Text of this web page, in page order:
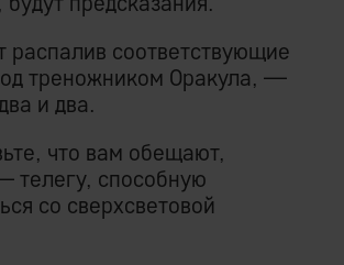
распалив соответствующие
треножником Оракула, —
и два.
что вам обещают,
телегу, способную
со сверхсветовой